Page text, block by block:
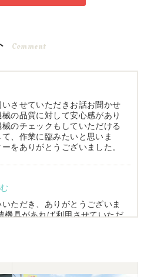
Comment
させていただきお話お聞かせ
の品質に対して安心感があり
のチェックもしていただける
、作業に臨みたいと思いま
をありがとうございました。
ただき、ありがとうございま
機具があれば利用させていただ